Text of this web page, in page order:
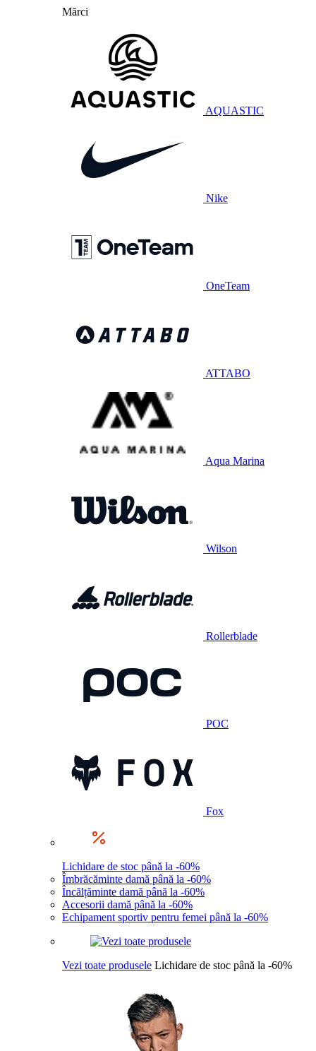
Mărci
AQUASTIC
Nike
OneTeam
ATTABO
Aqua Marina
Wilson
Rollerblade
POC
Fox
Lichidare de stoc până la -60%
Îmbrăcăminte damă până la -60%
Încălțăminte damă până la -60%
Accesorii damă până la -60%
Echipament sportiv pentru femei până la -60%
Vezi toate produsele Lichidare de stoc până la -60%